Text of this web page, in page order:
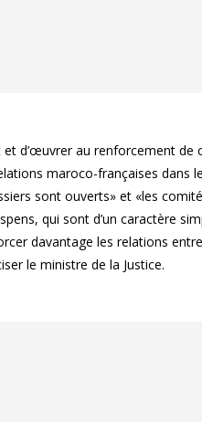
d’œuvrer au renforcement de
maroco-françaises dans
sont ouverts» et «les
qui sont d’un caractère
davantage les relations
le ministre de la Justice.